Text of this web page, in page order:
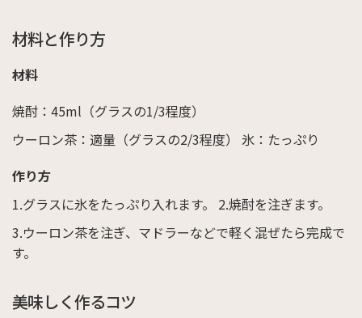
材料と作り方
材料
焼酎：45ml（グラスの1/3程度）
ウーロン茶：適量（グラスの2/3程度）
氷：たっぷり
作り方
グラスに氷をたっぷり入れます。
焼酎を注ぎます。
ウーロン茶を注ぎ、マドラーなどで軽く混ぜたら完成で
す。
美味しく作るコツ